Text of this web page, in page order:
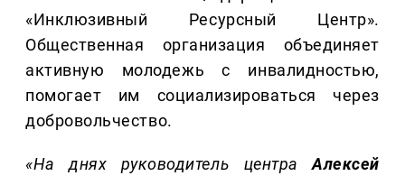
«Инклюзивный Ресурсный Центр».
Общественная организация объединяет
активную молодежь с инвалидностью,
помогает им социализироваться через
добровольчество.
«На днях руководитель центраАлексей